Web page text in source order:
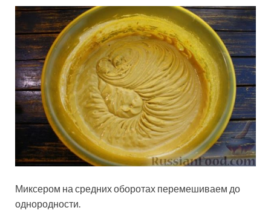
Миксером на средних оборотах перемешиваем до
однородности.